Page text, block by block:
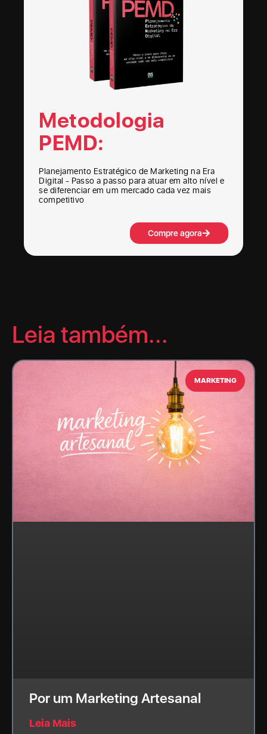
Metodologia
PEMD:
Planejamento Estratégico de Marketing na Era
Digital - Passo a passo para atuar em alto nível e
se diferenciar em um mercado cada vez mais
competitivo
Compre agora
Leia também...
MARKETING
Por um Marketing Artesanal
Leia Mais